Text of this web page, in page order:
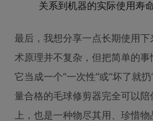
关系到机器的实际使用寿命
最后，我想分享一点长期使用
术原理并不复杂，但把简单的
它当成一个“一次性”或“坏了就
量合格的毛球修剪器完全可以
上，也是一种物尽其用、珍惜